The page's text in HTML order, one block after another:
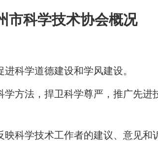
市科学技术协会概况
科学道德建设和学风建设。
学方法，捍卫科学尊严，推广先
科学技术工作者的建议、意见